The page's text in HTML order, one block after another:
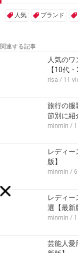
人気 ブランド
関連する記事
人気の
【10代
risa / 11
旅行の服
節別に紹
minmin /
レディ
版】
minmin /
レディ
選【最新
minmin /
芸能人愛